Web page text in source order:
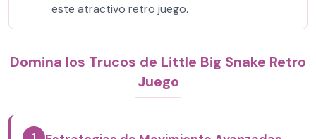
este atractivo retro juego.
Domina los Trucos de Little Big Snake Retro
Juego